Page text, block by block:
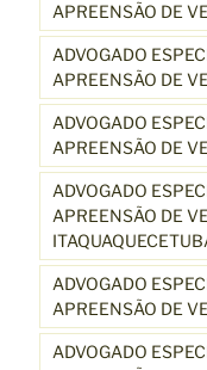
APREENSÃO DE
ADVOGADO
APREENSÃO DE
ADVOGADO
APREENSÃO DE
ADVOGADO
APREENSÃO DE
ADVOGADO
APREENSÃO DE
ADVOGADO